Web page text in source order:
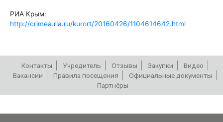
РИА Крым:
http://crimea.ria.ru/kurort/20160426/1104614642.html
Контакты Учредитель Отзывы Закупки
Видео
Вакансии
Правила посещения
Официальные документы
Партнёры